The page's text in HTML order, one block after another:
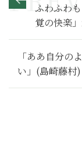
ふわふわ
覚の快楽
術 第5回
「ああ自分の
い」(島崎藤村